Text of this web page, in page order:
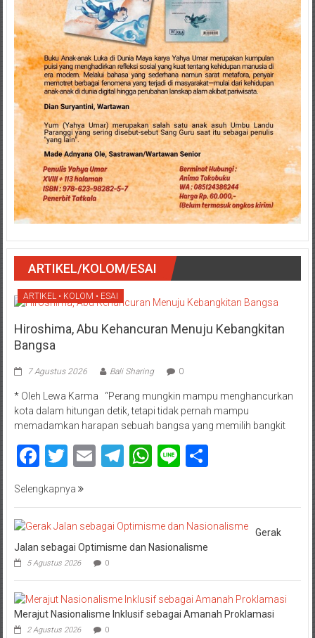
ARTIKEL/KOLOM/ESAI
ARTIKEL • KOLOM • ESAI
Hiroshima, Abu Kehancuran Menuju Kebangkitan
Bangsa
7 Agustus 2026 Bali Sharing 0
* Oleh Lewa Karma “Perang mungkin mampu menghancurkan
kota dalam hitungan detik, tetapi tidak pernah mampu
memadamkan harapan sebuah bangsa yang memilih bangkit
Facebook
Twitter
EmailTelegram
WhatsApp
LineShare
Selengkapnya
Gerak
Jalan sebagai Optimisme dan Nasionalisme
5 Agustus 2026 0
Merajut Nasionalisme Inklusif sebagai Amanah Proklamasi
2 Agustus 2026 0